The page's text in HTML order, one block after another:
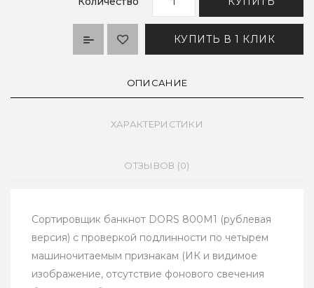
КУПИТЬ В 1 КЛИК
ОПИСАНИЕ
ХАРАКТЕРИСТИКИ
ОТЗЫВОВ (0)
Сортировщик банкнот DORS 800M1 (рублевая
версия) с проверкой подлинности по четырем
машиночитаемым признакам (ИК и видимое
изображение, отсутствие фонового свечения